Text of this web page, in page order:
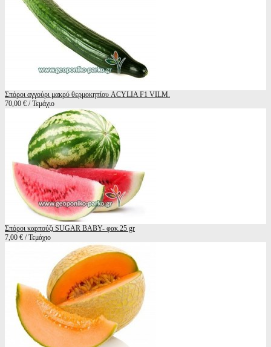
Σπόροι αγγούρι μακρύ θερμοκηπίου ACYLIA F1 VILM.
70,00 € / Τεμάχιο
Σπόροι καρπούζι SUGAR BABY- φακ.25 gr
7,00 € / Τεμάχιο